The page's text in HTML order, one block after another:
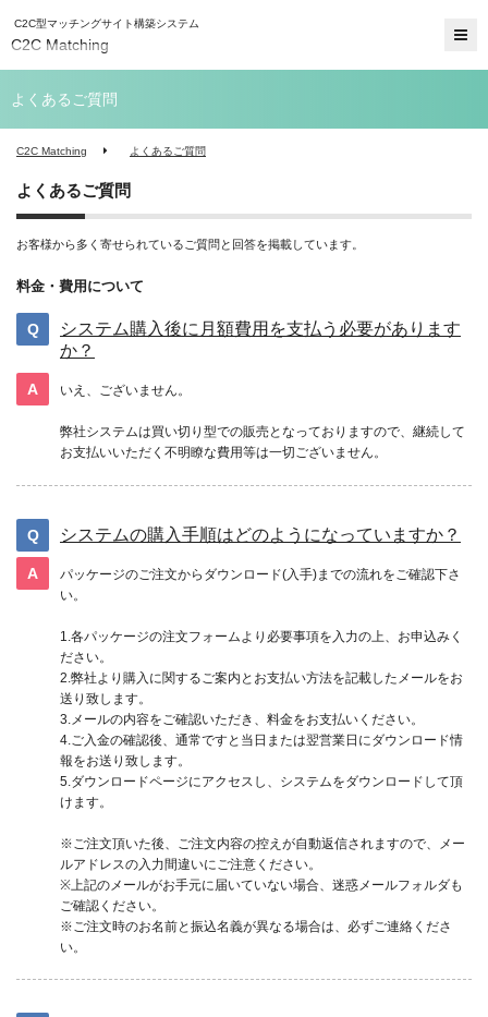
C2C型マッチングサイト構築システム
C2C Matching
よくあるご質問
C2C Matching よくあるご質問
よくあるご質問
お客様から多く寄せられているご質問と回答を掲載しています。
料金・費用について
システム購入後に月額費用を支払う必要があります
か？
いえ、ございません。
弊社システムは買い切り型での販売となっておりますので、継続して
お支払いいただく不明瞭な費用等は一切ございません。
システムの購入手順はどのようになっていますか？
パッケージのご注文からダウンロード(入手)までの流れをご確認下さ
い。
1.各パッケージの注文フォームより必要事項を入力の上、お申込みく
ださい。
2.弊社より購入に関するご案内とお支払い方法を記載したメールをお
送り致します。
3.メールの内容をご確認いただき、料金をお支払いください。
4.ご入金の確認後、通常ですと当日または翌営業日にダウンロード情
報をお送り致します。
5.ダウンロードページにアクセスし、システムをダウンロードして頂
けます。
※ご注文頂いた後、ご注文内容の控えが自動返信されますので、メー
ルアドレスの入力間違いにご注意ください。
※上記のメールがお手元に届いていない場合、迷惑メールフォルダも
ご確認ください。
※ご注文時のお名前と振込名義が異なる場合は、必ずご連絡くださ
い。